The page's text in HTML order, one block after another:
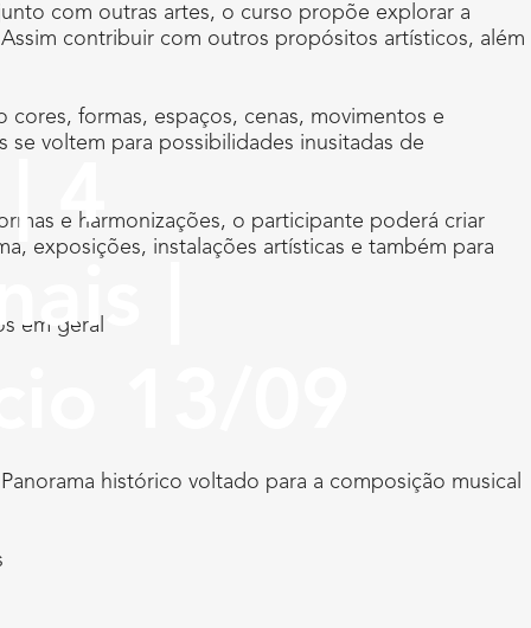
4
|
13/09
com outras artes, o curso propõe explorar a
contribuir com outros propósitos artísticos, além
formas, espaços, cenas, movimentos e
se voltem para possibilidades inusitadas de
e harmonizações, o participante poderá criar
exposições, instalações artísticas e também para
em geral
histórico voltado para a composição musical